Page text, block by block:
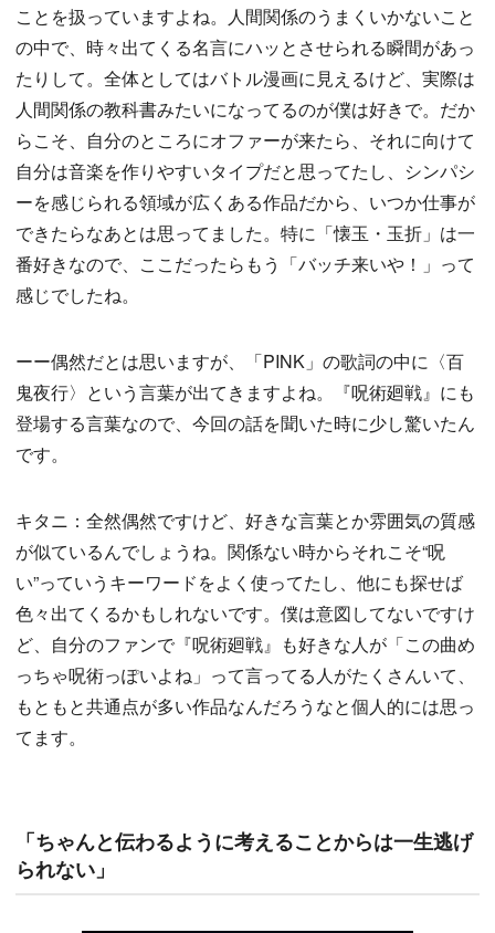
ことを扱っていますよね。人間関係のうまくいかないこと
の中で、時々出てくる名言にハッとさせられる瞬間があっ
たりして。全体としてはバトル漫画に見えるけど、実際は
人間関係の教科書みたいになってるのが僕は好きで。だか
らこそ、自分のところにオファーが来たら、それに向けて
自分は音楽を作りやすいタイプだと思ってたし、シンパシ
ーを感じられる領域が広くある作品だから、いつか仕事が
できたらなあとは思ってました。特に「懐玉・玉折」は一
番好きなので、ここだったらもう「バッチ来いや！」って
感じでしたね。
ーー偶然だとは思いますが、「PINK」の歌詞の中に〈百
鬼夜行〉という言葉が出てきますよね。『呪術廻戦』にも
登場する言葉なので、今回の話を聞いた時に少し驚いたん
です。
キタニ：全然偶然ですけど、好きな言葉とか雰囲気の質感
が似ているんでしょうね。関係ない時からそれこそ“呪
い”っていうキーワードをよく使ってたし、他にも探せば
色々出てくるかもしれないです。僕は意図してないですけ
ど、自分のファンで『呪術廻戦』も好きな人が「この曲め
っちゃ呪術っぽいよね」って言ってる人がたくさんいて、
もともと共通点が多い作品なんだろうなと個人的には思っ
てます。
「ちゃんと伝わるように考えることからは一生逃げ
られない」